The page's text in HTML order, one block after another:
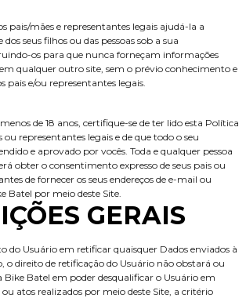
pais/mães e representantes legais ajudá-la a
seus filhos ou das pessoas sob a sua
os para que nunca forneçam informações
em qualquer outro site, sem o prévio conhecimento e
pais e/ou representantes legais.
de 18 anos, certifique-se de ter lido esta Política
ou representantes legais e de que todo o seu
e aprovado por vocês. Toda e qualquer pessoa
obter o consentimento expresso de seus pais ou
de fornecer os seus endereços de e-mail ou
Batel por meio deste Site.
GERAIS
do Usuário em retificar quaisquer Dados enviados à
o direito de retificação do Usuário não obstará ou
Batel em poder desqualificar o Usuário em
atos realizados por meio deste Site, a critério